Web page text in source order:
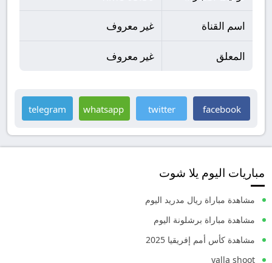
اسم القناة غير معروف
المعلق غير معروف
facebook
twitter
whatsapp
telegram
مباريات اليوم يلا شوت
مشاهدة مباراة ريال مدريد اليوم
مشاهدة مباراة برشلونة اليوم
مشاهدة كأس أمم إفريقيا 2025
yalla shoot